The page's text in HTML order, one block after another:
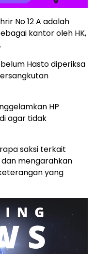
No 12 A adalah
kantor oleh HK,
Hasto diperiksa
HP
agar tidak
saksi terkait
mengarahkan
yang